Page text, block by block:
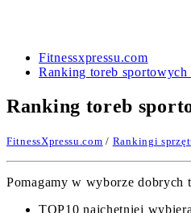
Fitnessxpressu.com
Ranking toreb sportowych
Ranking toreb
FitnessXpressu.com / Rankingi
Pomagamy w wyborze dobrych
TOP10 najchętniej